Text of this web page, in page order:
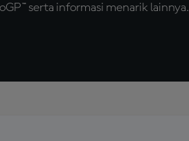
serta informasi menarik lainnya.